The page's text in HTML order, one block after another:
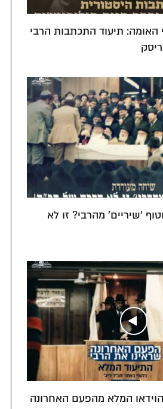
האומה: תיעוד התכתבות הרבי
'שיריים' מהרבי? זו לא
המלא מהפעם האחרונה